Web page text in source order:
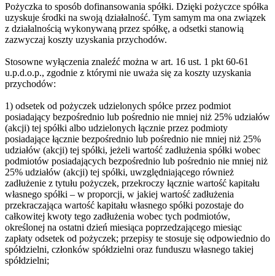
Pożyczka to sposób dofinansowania spółki. Dzięki pożyczce spółka
uzyskuje środki na swoją działalność. Tym samym ma ona związek
z działalnością wykonywaną przez spółkę, a odsetki stanowią
zazwyczaj koszty uzyskania przychodów.
Stosowne wyłączenia znaleźć można w art. 16 ust. 1 pkt 60-61
u.p.d.o.p., zgodnie z którymi nie uważa się za koszty uzyskania
przychodów:
1) odsetek od pożyczek udzielonych spółce przez podmiot
posiadający bezpośrednio lub pośrednio nie mniej niż 25% udziałów
(akcji) tej spółki albo udzielonych łącznie przez podmioty
posiadające łącznie bezpośrednio lub pośrednio nie mniej niż 25%
udziałów (akcji) tej spółki, jeżeli wartość zadłużenia spółki wobec
podmiotów posiadających bezpośrednio lub pośrednio nie mniej niż
25% udziałów (akcji) tej spółki, uwzględniającego również
zadłużenie z tytułu pożyczek, przekroczy łącznie wartość kapitału
własnego spółki – w proporcji, w jakiej wartość zadłużenia
przekraczająca wartość kapitału własnego spółki pozostaje do
całkowitej kwoty tego zadłużenia wobec tych podmiotów,
określonej na ostatni dzień miesiąca poprzedzającego miesiąc
zapłaty odsetek od pożyczek; przepisy te stosuje się odpowiednio do
spółdzielni, członków spółdzielni oraz funduszu własnego takiej
spółdzielni;